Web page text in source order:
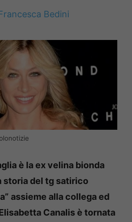
Bedini
è la ex velina bionda
storia del tg satirico
assieme alla collega ed
Canalis è tornata